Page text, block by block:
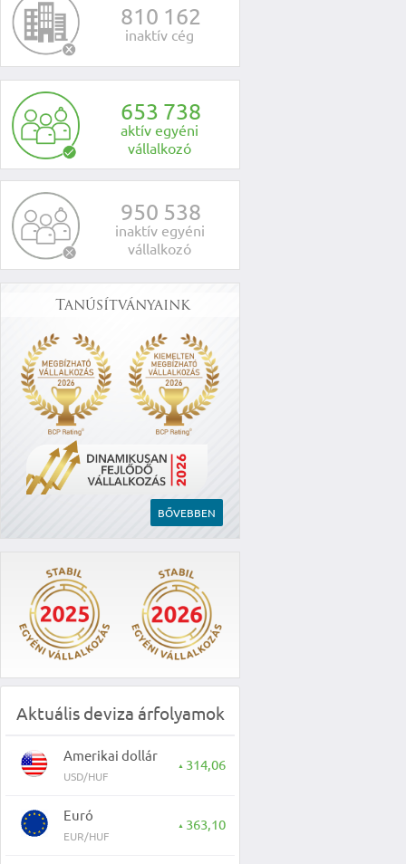
810 162
inaktív cég
653 738
aktív egyéni
vállalkozó
950 538
inaktív egyéni
vállalkozó
Tanúsítványaink
BŐVEBBEN
Aktuális deviza árfolyamok
Amerikai dollár
USD/HUF
▲ 314,06
Euró
EUR/HUF
▲ 363,10